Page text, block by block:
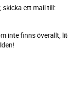
skicka ett mail till:
inte finns överallt,